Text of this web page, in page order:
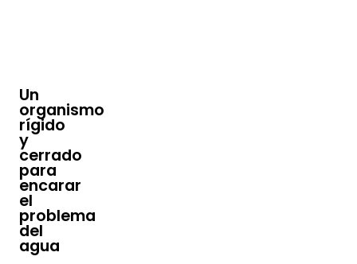
Un
organismo
rígido
y
cerrado
para
encarar
el
problema
del
agua